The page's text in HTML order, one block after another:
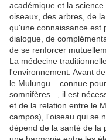
académique et la
oiseaux, des arbres, de
qu'une connaissance est
dialogue, de
de se renforcer
La médecine
l'environnement. Avant
le Mulungu – connue
somnifères –, il est
et de la relation entre le
campos), l'oiseau qui se
dépend de la santé de la